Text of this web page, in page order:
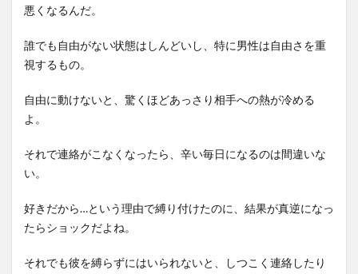
悪くなるんだ。
誰でも自由がない状態はしんどいし、特に男性は自由さを重
視するもの。
自由に動けないと、驚くほどあっさり相手への熱が冷める
よ。
それで連絡がこなくなったら、辛い毎日になるのは間違いな
い。
好きだから…という理由で縛り付けたのに、結果が真逆になっ
たらショックだよね。
それでも彼を縛らずにはいられないと、しつこく連絡したり